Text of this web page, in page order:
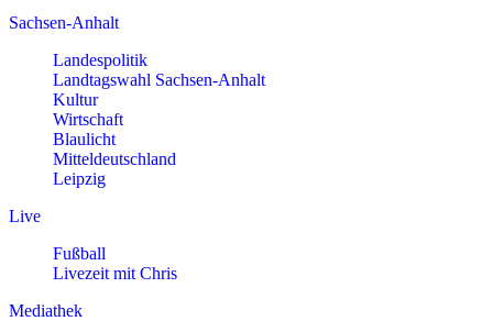
Sachsen-Anhalt
Landespolitik
Landtagswahl Sachsen-Anhalt
Kultur
Wirtschaft
Blaulicht
Mitteldeutschland
Leipzig
Live
Fußball
Livezeit mit Chris
Mediathek